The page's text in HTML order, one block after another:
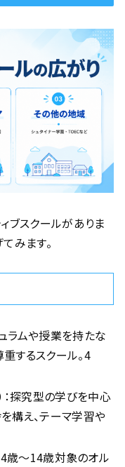
ブスクールがありま
みます。
ラムや授業を持たな
するスクール。4
：探究型の学びを中心
構え、テーマ学習や
4歳〜14歳対象のオル